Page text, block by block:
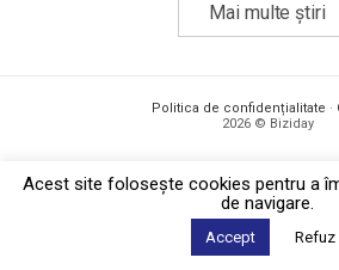
Mai multe știri
Politica de confidențialitate ·
2026 © Biziday
Acest site foloseşte cookies pentru a
de navigare.
Accept Refuz